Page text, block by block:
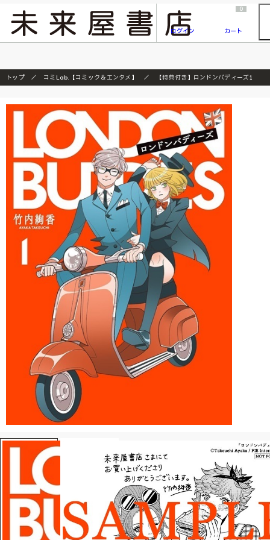
『ONE PIECE magazine 021 ONE PIECEカード付き同梱版』発売延期のご案内
ログイン
0
カート
トップ コミLab.【コミック＆エンタメ】 【特典付き】ロンドンバディーズ1